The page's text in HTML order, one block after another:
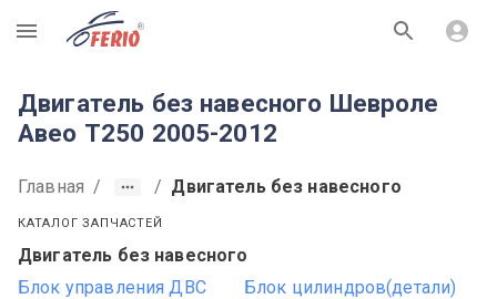
R
Двигатель без навесного Шевроле
Авео T250 2005-2012
Главная / / Двигатель без навесного
КАТАЛОГ ЗАПЧАСТЕЙ
Двигатель без навесного
Блок управления ДВС
Блок цилиндров(детали)